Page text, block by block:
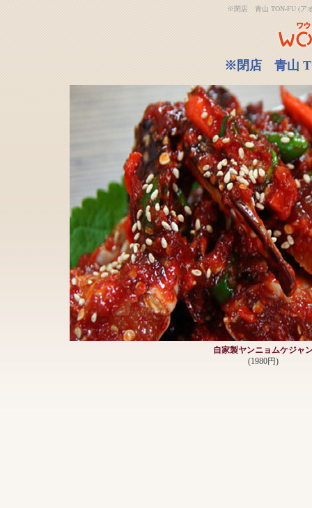
※閉店 青山 TON-FU (ア
※閉店 青山
自家製ヤンニョムケジャ
(1980円)